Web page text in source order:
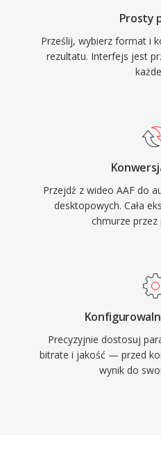
Prosty
Prześlij, wybierz format i
rezultatu. Interfejs jest
Przejdź z wideo AAF do
desktopowych. Cała
chmurze przez
Precyzyjnie dostosuj
bitrate i jakość — przed
wynik do